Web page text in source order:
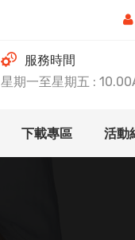
服務時間
星期一至星期五 :
下載專區 活動